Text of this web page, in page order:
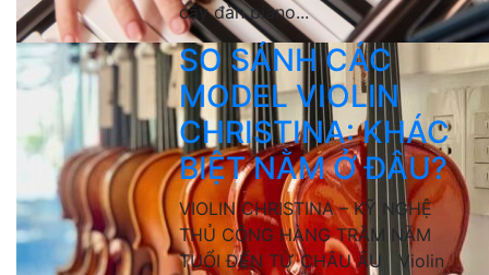
cây đàn piano...
SO SÁNH CÁC
MODEL VIOLIN
CHRISTINA: KHÁC
BIỆT NẰM Ở ĐÂU?
VIOLIN CHRISTINA – KỸ NGHỆ
THỦ CÔNG HÀNG TRĂM NĂM
TUỔI ĐẾN TỪ CHÂU ÂU Violin